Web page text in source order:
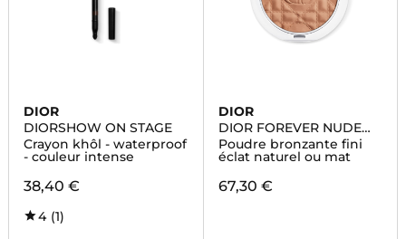
DIOR
DIORSHOW ON STAGE
Crayon khôl - waterproof
- couleur intense
38,40 €
4 (1)
DIOR
DIOR FOREVER NUDE
BRONZE
Poudre bronzante fini
éclat naturel ou mat
67,30 €